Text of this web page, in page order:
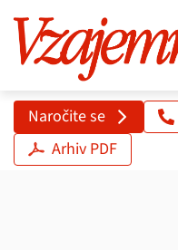
Naročite se
Arhiv PDF